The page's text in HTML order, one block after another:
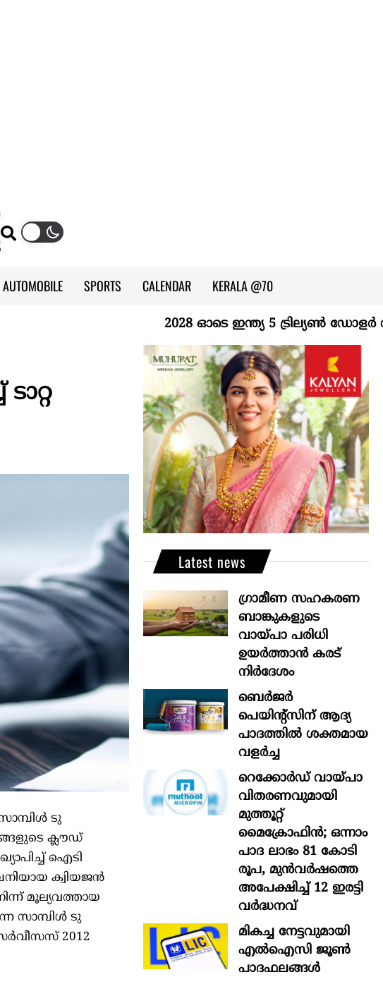
AUTOMOBILE SPORTS CALENDAR KERALA @70
2028 ഓടെ ഇന്ത്യ 5 ട്രില്യണ്‍ ഡോളര്‍
ടു
ക്ലൗഡ്
ഐടി
ക്വിയജൻ
മൂല്യവത്തായ
സാമ്പിൾ ടു
2012
Latest news
ഗ്രാമീണ സഹകരണ
ബാങ്കുകളുടെ
വായ്പാ പരിധി
ഉയർത്താൻ കരട്
നിർദേശം
ബെർജർ
പെയിന്റ്സിന് ആദ്യ
പാദത്തിൽ ശക്തമായ
വളർച്ച
റെക്കോർഡ് വായ്പാ
വിതരണവുമായി
മുത്തൂറ്റ്
മൈക്രോഫിൻ; ഒന്നാം
പാദ ലാഭം 81 കോടി
രൂപ, മുൻവർഷത്തെ
അപേക്ഷിച്ച് 12 ഇരട്ടി
വർദ്ധനവ്
മികച്ച നേട്ടവുമായി
എൽഐസി ജൂൺ
പാദഫലങ്ങൾ